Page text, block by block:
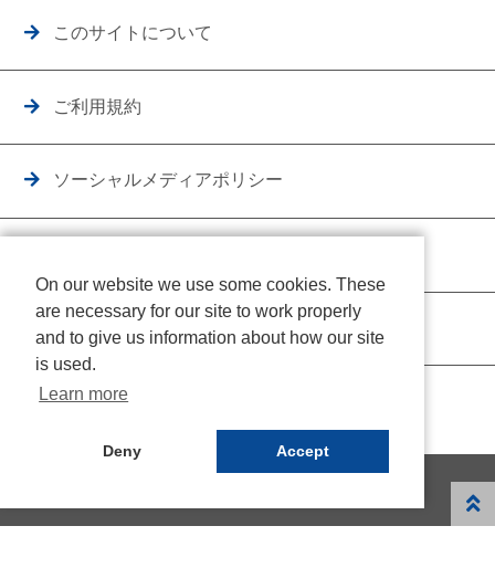
このサイトについて
ご利用規約
ソーシャルメディアポリシー
クッキーポリシー
On our website we use some cookies. These
are necessary for our site to work properly
and to give us information about how our site
is used.
Learn more
Deny Accept